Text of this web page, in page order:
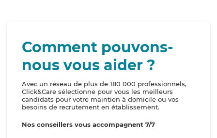
Comment pouvons-
nous vous aider ?
Avec un réseau de plus de 180 000 professionnels,
Click&Care sélectionne pour vous les meilleurs
candidats pour votre maintien à domicile ou vos
besoins de recrutement en établissement.
Nos conseillers vous accompagnent 7/7